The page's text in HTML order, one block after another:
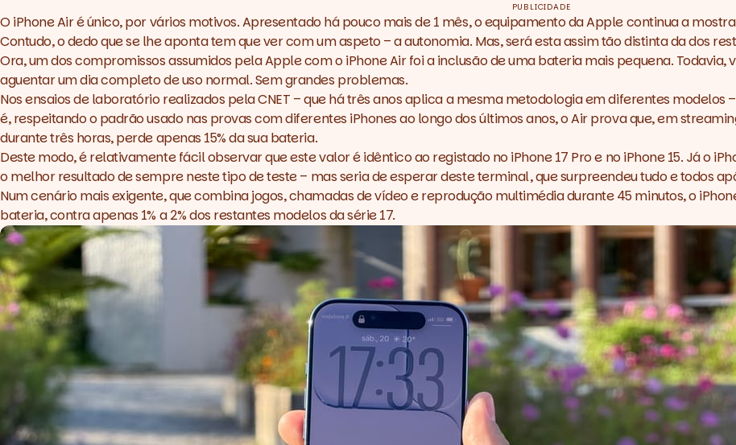
PUBLICIDADE
O iPhone Air é único, por vários motivos. Apresentado há pouco mais de 1 mês, o equipamento da Apple continua a
Contudo, o dedo que se lhe aponta tem que ver com um aspeto – a autonomia. Mas, será esta assim tão distinta da dos
Ora, um dos compromissos assumidos pela Apple com o iPhone Air foi a inclusão de uma bateria mais pequena.
aguentar um dia completo de uso normal. Sem grandes problemas.
Nos ensaios de laboratório realizados pelaCNET – que há três anos aplica a mesma metodologia em diferentes modelos
é, respeitando o padrão usado nas provas com diferentes iPhones ao longo dos últimos anos, o Air prova que, em
durante três horas, perde apenas 15% da sua bateria.
Deste modo, é relativamente fácil observar que este valor é idêntico ao registado no iPhone 17 Pro e no iPhone 15. Já o
o melhor resultado de sempre neste tipo de teste – mas seria de esperar deste terminal, que surpreendeu tudo e todos
Num cenário mais exigente, que combina jogos, chamadas de vídeo e reprodução multimédia durante 45 minutos, o
bateria, contra apenas 1% a 2% dos restantes modelos da série 17.